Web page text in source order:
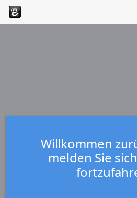
Willkommen
melden Sie